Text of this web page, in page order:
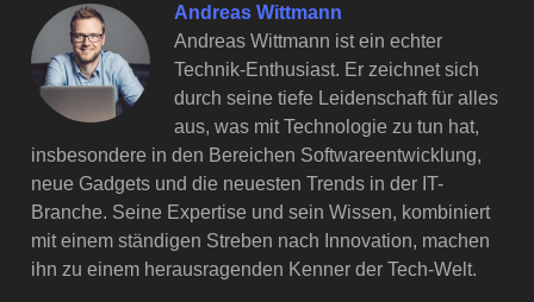
Andreas Wittmann
Andreas Wittmann ist ein echter
Technik-Enthusiast. Er zeichnet sich
durch seine tiefe Leidenschaft für alles
aus, was mit Technologie zu tun hat,
insbesondere in den Bereichen Softwareentwicklung,
neue Gadgets und die neuesten Trends in der IT-
Branche. Seine Expertise und sein Wissen, kombiniert
mit einem ständigen Streben nach Innovation, machen
ihn zu einem herausragenden Kenner der Tech-Welt.